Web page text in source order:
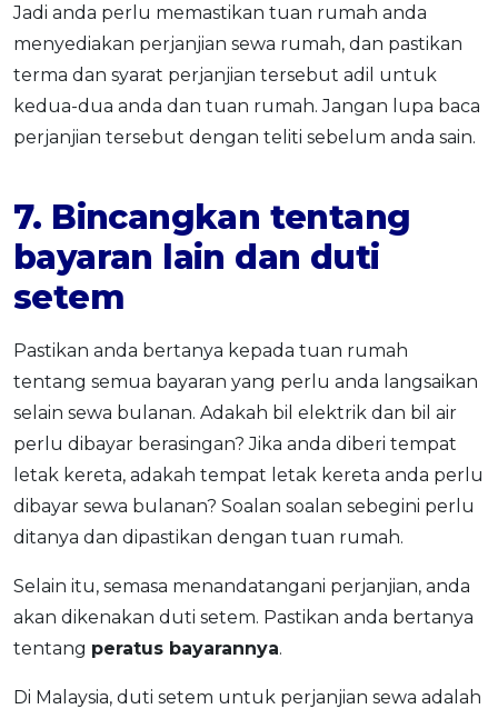
Jadi anda perlu memastikan tuan rumah anda
menyediakan perjanjian sewa rumah, dan pastikan
terma dan syarat perjanjian tersebut adil untuk
kedua-dua anda dan tuan rumah. Jangan lupa baca
perjanjian tersebut dengan teliti sebelum anda sain.
7. Bincangkan tentang
bayaran lain dan duti
setem
Pastikan anda bertanya kepada tuan rumah
tentang semua bayaran yang perlu anda langsaikan
selain sewa bulanan. Adakah bil elektrik dan bil air
perlu dibayar berasingan? Jika anda diberi tempat
letak kereta, adakah tempat letak kereta anda perlu
dibayar sewa bulanan? Soalan soalan sebegini perlu
ditanya dan dipastikan dengan tuan rumah.
Selain itu, semasa menandatangani perjanjian, anda
akan dikenakan duti setem. Pastikan anda bertanya
tentang peratus bayarannya.
Di Malaysia, duti setem untuk perjanjian sewa adalah